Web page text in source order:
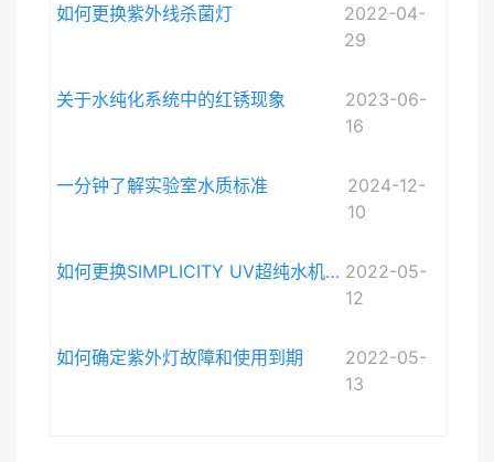
如何更换紫外线杀菌灯
2022-04-
29
关于水纯化系统中的红锈现象
2023-06-
16
一分钟了解实验室水质标准
2024-12-
10
如何更换SIMPLICITY UV超纯水机紫外灯 2022-05-
12
如何确定紫外灯故障和使用到期
2022-05-
13